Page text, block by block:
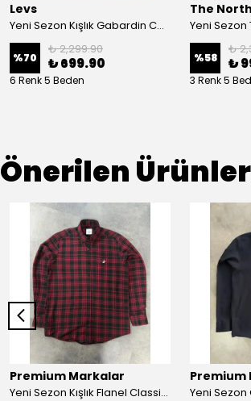
Levs
Yeni Sezon Kışlık Gabardin Cepli Gömlek
%70
₺ 2,299.90
₺ 699.90
6 Renk 5 Beden
The
%58
₺
₺
3 Renk 5
Önerilen Ürünler
Premium Markalar
Yeni Sezon Kışlık Flanel Classic Logo Gömlek
Premium